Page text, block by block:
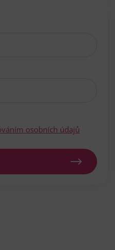
osobních údajů